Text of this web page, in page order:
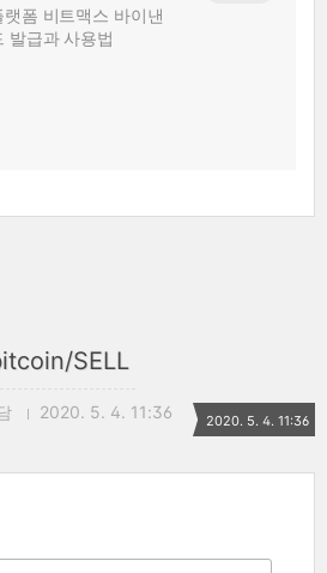
폼 비트맥스 바이낸
발급과 사용법
SELL
2020. 5. 4. 11:36 2020. 5. 4. 11:36